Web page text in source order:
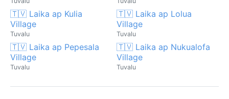
🇹🇻 Laika ap Kulia
Village
Tuvalu
🇹🇻 Laika ap Lolua
Village
Tuvalu
🇹🇻 Laika ap Pepesala
Village
Tuvalu
🇹🇻 Laika ap Nukualofa
Village
Tuvalu